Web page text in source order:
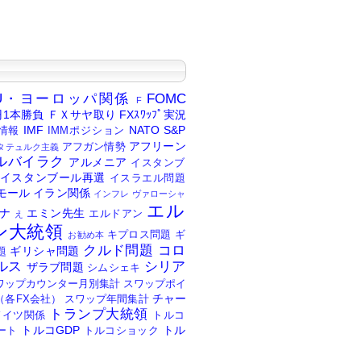
・ヨーロッパ関係 F FOMC
本勝負 ＦＸサヤ取り FXｽﾜｯﾌﾟ実況
報 IMF IMMポジション NATO S&P
テュルク主義 アフガン情勢 アフリーン
バイラク アルメニア イスタンブ
イスタンブール再選 イスラエル問題
ール イラン関係 インフレ ヴァローシャ
え エミン先生 エルドアン エル
大統領 お勧め本 キプロス問題 ギ
ギリシャ問題 クルド問題 コロ
ス ザラブ問題 シムシェキ シリア
ップカウンター月別集計 スワップポイ
FX会社）
スワップ年間集計 チャー
イツ関係 トランプ大統領
トルコ
ト
トルコGDP トルコショック
トル